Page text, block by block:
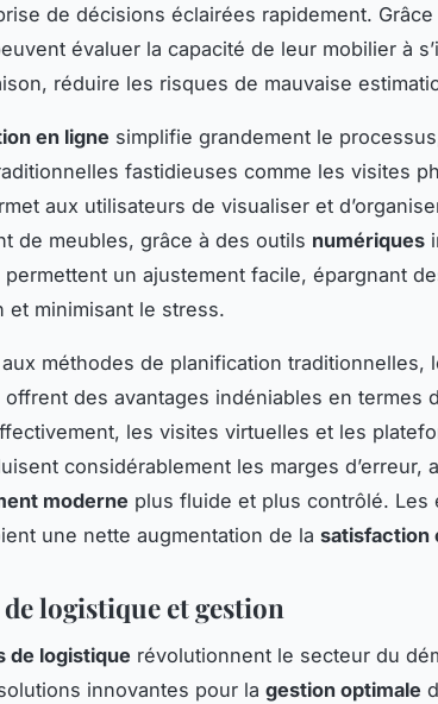
de décisions éclairées rapidement.
évaluer la capacité de leur mobilier à
réduire les risques de mauvaise
en ligne simplifie grandement le
fastidieuses comme les visites
aux utilisateurs de visualiser et
de meubles, grâce à des outils numériques
permettent un ajustement facile, épargnant
et minimisant le stress.
méthodes de planification traditionnelles,
offrent des avantages indéniables en termes
les visites virtuelles et les
considérablement les marges d’erreur,
moderne plus fluide et plus contrôlé. Les
une nette augmentation de la satisfaction
logistique et gestion
de logistique révolutionnent le secteur du
innovantes pour la gestion optimale